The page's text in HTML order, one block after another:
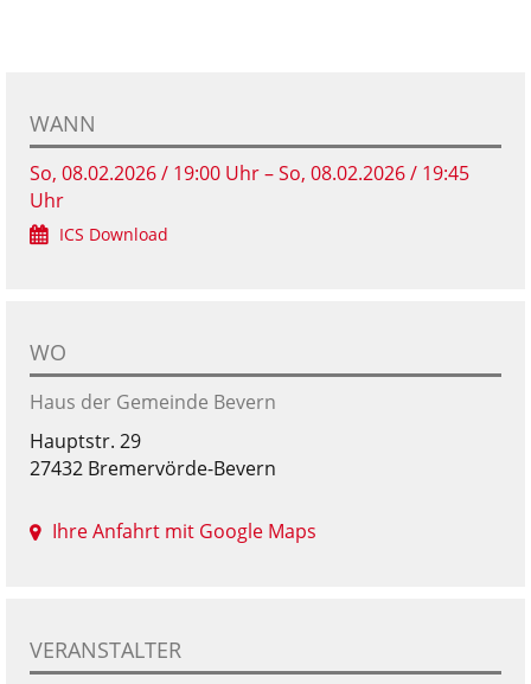
WANN
So, 08.02.2026 / 19:00 Uhr – So, 08.02.2026 / 19:45
Uhr
ICS Download
WO
Haus der Gemeinde Bevern
Hauptstr. 29
27432 Bremervörde-Bevern
Ihre Anfahrt mit Google Maps
VERANSTALTER